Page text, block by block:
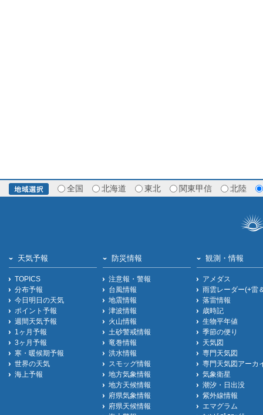
全国 北海道 東北 関東甲信 北陸
天気予報
TOPICS
分布予報
今日明日の天気
ポイント予報
週間天気予報
1ヶ月予報
3ヶ月予報
寒・暖候期予報
世界の天気
海上予報
防災情報
注意報・警報
台風情報
地震情報
津波情報
火山情報
土砂警戒情報
竜巻情報
洪水情報
スモッグ情報
地方気象情報
地方天候情報
府県気象情報
府県天候情報
観測・情報
アメダス
雨雲レーダー(+雷
落雷情報
歳時記
生物平年値
季節の便り
天気図
専門天気図
専門天気図アーカ
気象衛星
潮汐・日出没
紫外線情報
エマグラム